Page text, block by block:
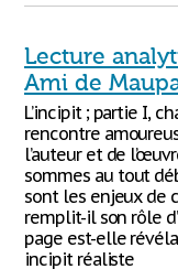
Lecture
Ami de
L’incipit ; partie I,
rencontre
l’auteur et de
sommes au tout
sont les enjeux de
remplit-il son rôle
page est-elle
incipit réaliste